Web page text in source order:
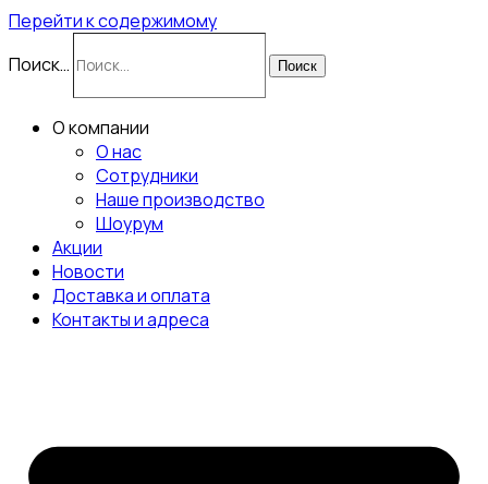
Перейти к содержимому
Поиск…
Поиск
О компании
О нас
Сотрудники
Наше производство
Шоурум
Акции
Новости
Доставка и оплата
Контакты и адреса